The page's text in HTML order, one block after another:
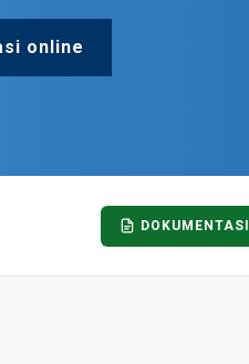
online
DOKUMENTASI